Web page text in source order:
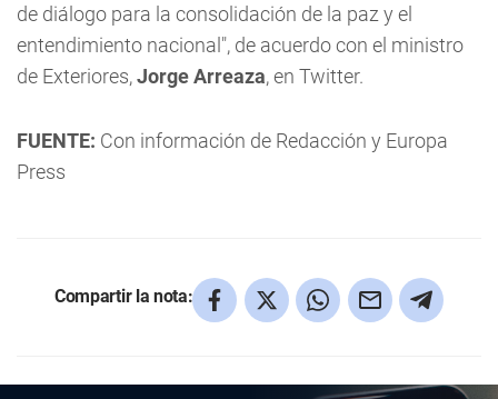
de diálogo para la consolidación de la paz y el
entendimiento nacional", de acuerdo con el ministro
de Exteriores,Jorge Arreaza, en Twitter.
FUENTE: Con información de Redacción y Europa
Press
Compartir la nota: